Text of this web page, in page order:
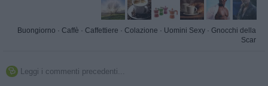
Buongiorno · Caffè · Caffettiere · Colazione · Uomini Sexy · Gnocchi della
Scar
 Leggi i commenti precedenti...